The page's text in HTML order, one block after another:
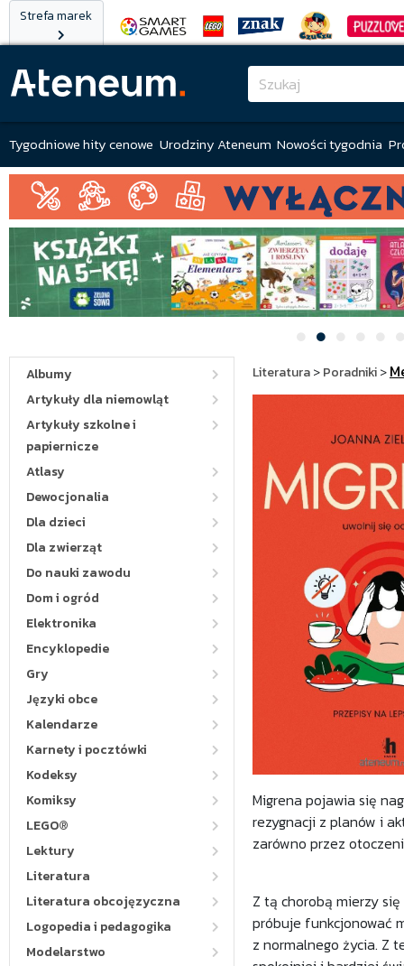
Strefa marek
Tygodniowe hity cenowe Urodziny Ateneum Nowości tygodnia
Albumy
Artykuły dla niemowląt
Artykuły szkolne i
papiernicze
Atlasy
Dewocjonalia
Dla dzieci
Dla zwierząt
Do nauki zawodu
Dom i ogród
Elektronika
Encyklopedie
Gry
Języki obce
Kalendarze
Karnety i pocztówki
Kodeksy
Komiksy
LEGO®
Lektury
Literatura
Literatura obcojęzyczna
Logopedia i pedagogika
Modelarstwo
Literatura>Poradniki>
Migrena pojawia się
rezygnacji z planów i
zarówno przez
Z tą chorobą mierzy
próbuje funkcjonować
z normalnego życia. Z